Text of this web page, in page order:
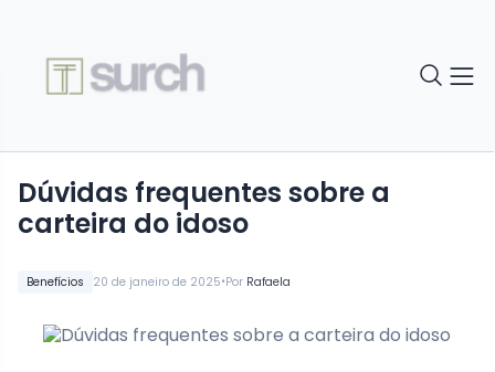
Benefícios 20 de janeiro de 2025•Por Rafaela
Dúvidas frequentes sobre a
carteira do idoso